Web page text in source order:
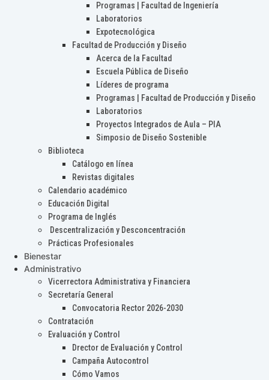
Programas | Facultad de Ingeniería
Laboratorios
Expotecnológica
Facultad de Producción y Diseño
Acerca de la Facultad
Escuela Pública de Diseño
Líderes de programa
Programas | Facultad de Producción y Diseño
Laboratorios
Proyectos Integrados de Aula – PIA
Simposio de Diseño Sostenible
Biblioteca
Catálogo en línea
Revistas digitales
Calendario académico
Educación Digital
Programa de Inglés
Descentralización y Desconcentración
Prácticas Profesionales
Bienestar
Administrativo
Vicerrectora Administrativa y Financiera
Secretaría General
Convocatoria Rector 2026-2030
Contratación
Evaluación y Control
Drector de Evaluación y Control
Campaña Autocontrol
Cómo Vamos